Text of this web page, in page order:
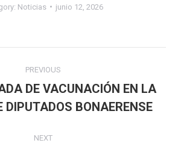
Noticias junio 12, 2026
PREVIOUS
Previous
post:
DE VACUNACIÓN EN LA
DIPUTADOS BONAERENSE
NEXT